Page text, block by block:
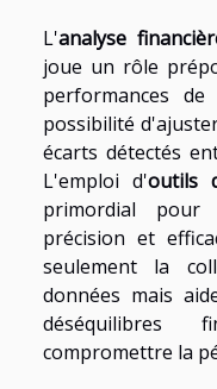
L'analyse
joue un rôle
performances
possibilité
écarts détectés
L'emploi d'outils
primordial pour
précision et
seulement la
données mais
déséquilibres
compromettre la